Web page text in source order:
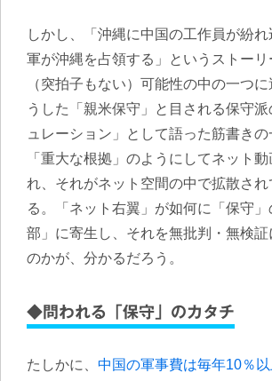
しかし、
「沖縄に中国の工作員が紛
軍が沖縄を占領する」というストー
（突拍子もない）可能性の中の一つ
うした
「親米保守」と目される保守
ュレーション」として語った筋書き
「重大な根拠」のようにしてネット
れ、それがネット空間の中で拡散され
る。「ネット右翼」が如何に「保守
部」に寄生し、それを無批判・無検証
のかが、分かるだろう。
◆問われる「保守」のカタチ
たしかに、 中国の軍事費は毎年10％